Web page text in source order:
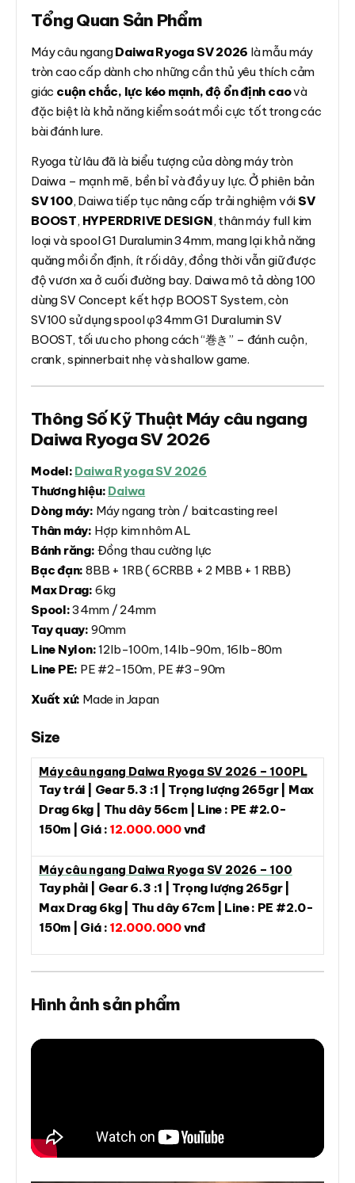
Tổng Quan Sản Phẩm
Máy câu ngangDaiwa Ryoga SV 2026 là mẫu máy
tròn cao cấp dành cho những cần thủ yêu thích cảm
giác cuộn chắc, lực kéo mạnh, độ ổn định caovà
đặc biệt là khả năng kiểm soát mồi cực tốt trong các
bài đánh lure.
Ryoga từ lâu đã là biểu tượng của dòng máy tròn
Daiwa – mạnh mẽ, bền bỉ và đầy uy lực. Ở phiên bản
SV 100, Daiwa tiếp tục nâng cấp trải nghiệm với SV
BOOST, HYPERDRIVE DESIGN, thân máy full kim
loại và spool G1 Duralumin 34mm, mang lại khả năng
quăng mồi ổn định, ít rối dây, đồng thời vẫn giữ được
độ vươn xa ở cuối đường bay. Daiwa mô tả dòng 100
dùng SV Concept kết hợp BOOST System, còn
SV100 sử dụng spool φ34mm G1 Duralumin SV
BOOST, tối ưu cho phong cách “巻き” – đánh cuộn,
crank, spinnerbait nhẹ và shallow game.
Thông Số Kỹ Thuật Máy câu ngang
Daiwa Ryoga SV 2026
Model: Daiwa Ryoga SV 2026
Thương hiệu: Daiwa
Dòng máy: Máy ngang tròn / baitcasting reel
Thân máy: Hợp kim nhôm AL
Bánh răng: Đồng thau cường lực
Bạc đạn: 8BB + 1RB ( 6CRBB + 2 MBB + 1 RBB)
Max Drag: 6kg
Spool:34mm / 24mm
Tay quay: 90mm
Line Nylon:12lb-100m, 14lb-90m, 16lb-80m
Line PE: PE #2-150m, PE #3-90m
Xuất xứ: Made in Japan
Size
Máy câu ngang Daiwa Ryoga SV 2026 – 100PL
Tay trái | Gear 5.3 :1 | Trọng lượng 265gr | Max
Drag 6kg | Thu dây 56cm | Line : PE #2.0-
150m | Giá : 12.000.000vnđ
Máy câu ngang Daiwa Ryoga SV 2026 – 100
Tay phải | Gear 6.3 :1 | Trọng lượng 265gr |
Max Drag 6kg | Thu dây 67cm | Line : PE #2.0-
150m | Giá : 12.000.000vnđ
Hình ảnh sản phẩm